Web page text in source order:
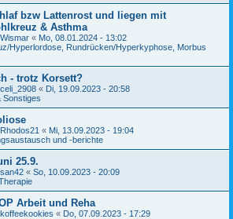
bzw Lattenrost und liegen mit
& Asthma
Wismar « Mo, 08.01.2024 - 13:02
Hyperlordose, Rundrücken/Hyperkyphose, Morbus
- trotz Korsett?
celi_2908 « Di, 19.09.2023 - 20:58
Sonstiges
Rhodos21 « Mi, 13.09.2023 - 19:04
und -berichte
25.9.
san42 « So, 10.09.2023 - 20:09
Arbeit und Reha
koffeekookies « Do, 07.09.2023 - 17:29